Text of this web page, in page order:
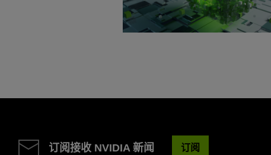
订阅接收 NVIDIA 新闻 订阅